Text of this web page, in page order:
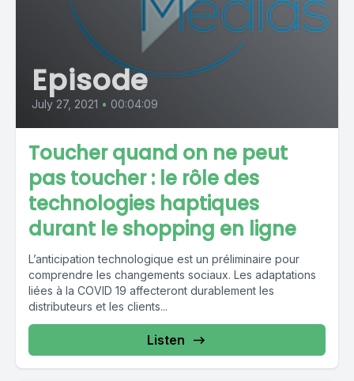
Episode
July 27, 2021 • 00:04:09
Toucher quand on ne peut
pas toucher : le rôle des
technologies haptiques
durant le shopping en ligne
L’anticipation technologique est un préliminaire pour
comprendre les changements sociaux. Les adaptations
liées à la COVID 19 affecteront durablement les
distributeurs et les clients...
Listen